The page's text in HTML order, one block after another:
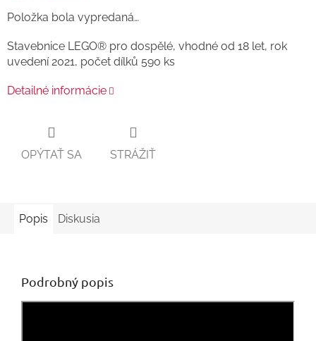
Položka bola vypredaná…
Stavebnice LEGO® pro dospělé, vhodné od 18 let, rok
uvedení 2021, počet dílků 590 ks
Detailné informácie
OPÝTAŤ SA STRÁŽIŤ
Popis Diskusia
Podrobný popis